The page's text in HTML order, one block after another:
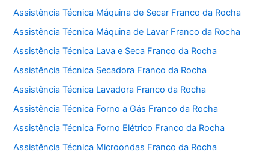
Assistência Técnica Máquina de Secar Franco da Rocha
Assistência Técnica Máquina de Lavar Franco da Rocha
Assistência Técnica Lava e Seca Franco da Rocha
Assistência Técnica Secadora Franco da Rocha
Assistência Técnica Lavadora Franco da Rocha
Assistência Técnica Forno a Gás Franco da Rocha
Assistência Técnica Forno Elétrico Franco da Rocha
Assistência Técnica Microondas Franco da Rocha